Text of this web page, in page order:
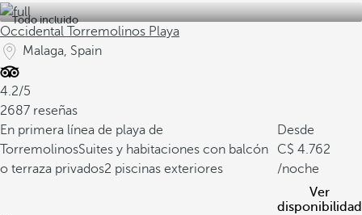
Todo incluido
Occidental Torremolinos Playa
Malaga, Spain
4.2/5
2687 reseñas
En primera línea de playa de
TorremolinosSuites y habitaciones con balcón
o terraza privados2 piscinas exteriores
Desde
4.762
/noche
Ver
disponibilidad